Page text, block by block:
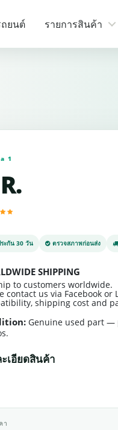
ยนต์ รายการสินค้า
1
ะกัน 30 วัน ตรวจสภาพก่อนส่ง
SHIPPING
to customers worldwide.
contact us via Facebook
shipping cost and
Genuine used part —
เอียดสินค้า
า